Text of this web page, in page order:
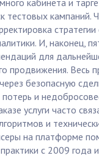
кабинета и
тестовых кампаний.
И, наконец,
для
продвижения. Весь
безопасную
и
услуги часто
и
на платформе
с 2009 года